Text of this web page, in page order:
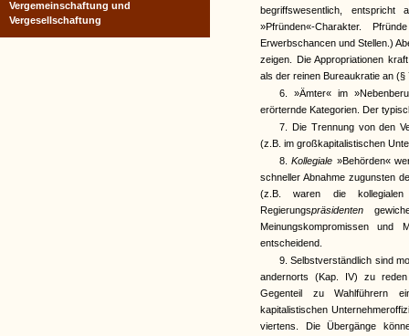
begriffswesentlich,
»Pfründen«-Charakter.
Erwerbschancen und Stellen.)
zeigen. Die Appropriationen
als der reinen Bureaukratie an (§
6. »Ämter« im
erörternde Kategorien. Der
7. Die Trennung von den
(z.B. im großkapitalistischen
8.Kollegiale »Behörden«
schneller Abnahme zugunsten
(z.B. waren die kollegialen
Regierungspräsidenten
Meinungskompromissen und
entscheidend.
9. Selbstverständlich sind
andernorts (Kap. IV) zu
Gegenteil zu Wahlführern
kapitalistischen
viertens. Die Übergänge
Vergemeinschaftung und
Vergesellschaftung